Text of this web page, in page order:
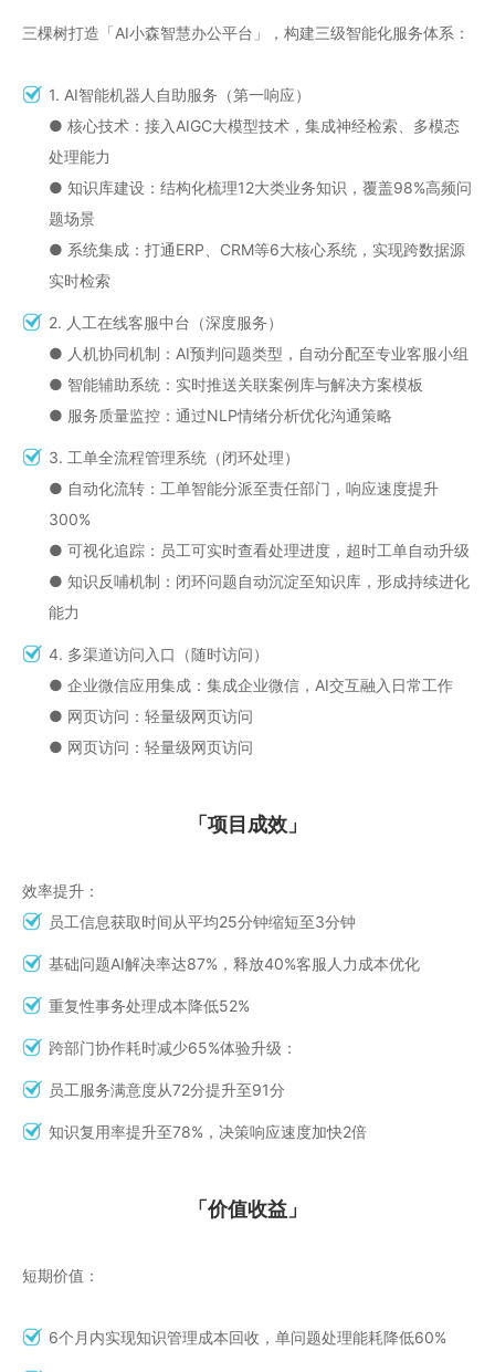
三棵树打造「AI小森智慧办公平台」，构建三级智能化服务体系：
1. AI智能机器人自助服务（第一响应）
● 核心技术：接入AIGC大模型技术，集成神经检索、多模态
处理能力
● 知识库建设：结构化梳理12大类业务知识，覆盖98%高频问
题场景
● 系统集成：打通ERP、CRM等6大核心系统，实现跨数据源
实时检索
2.‌‌‌ 人工在线客服中台（深度服务）
● 人机协同机制：AI预判问题类型，自动分配至专业客服小组
●‌ 智能辅助系统：实时推送关联案例库与解决方案模板
● ‌服务质量监控：通过NLP情绪分析优化沟通策略
3.‌‌‌ 工单全流程管理系统（闭环处理）
● 自动化流转：工单智能分派至责任部门，响应速度提升
300%
●‌ 可视化追踪：员工可实时查看处理进度，超时工单自动升级
●‌ 知识反哺机制：闭环问题自动沉淀至知识库，形成持续进化
能力
4.‌‌‌ 多渠道访问入口（随时访问）
● 企业微信应用集成：集成企业微信，AI交互融入日常工作
●‌ 网页访问：轻量级网页访问
●‌ 网页访问：轻量级网页访问
「项目成效」
效率提升：
员工信息获取时间从平均25分钟缩短至3分钟
基础问题AI解决率达87%，释放40%客服人力成本优化
重复性事务处理成本降低52%
跨部门协作耗时减少65%体验升级：
员工服务满意度从72分提升至91分
知识复用率提升至78%，决策响应速度加快2倍
「价值收益」
短期价值：
6个月内实现知识管理成本回收，单问题处理能耗降低60%